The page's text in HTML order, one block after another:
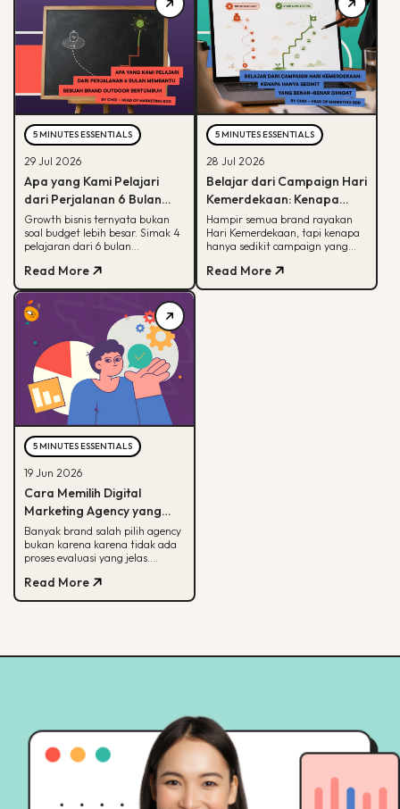
5 MINUTES ESSENTIALS
29 Jul 2026
Apa yang Kami Pelajari
dari Perjalanan 6 Bulan
Membantu Sebuah Brand
Outdoor Bertumbuh
Growth bisnis ternyata bukan
soal budget lebih besar. Simak 4
pelajaran dari 6 bulan
memahami peran tiap channel
marketing
Read More
5 MINUTES ESSENTIALS
28 Jul 2026
Belajar dari Campaign Hari
Kemerdekaan: Kenapa
Hanya Sedikit yang Benar-
Benar Diingat?
Hampir semua brand rayakan
Hari Kemerdekaan, tapi kenapa
hanya sedikit campaign yang
untuk bikin campaign yang
bermakna.
Read More
5 MINUTES ESSENTIALS
19 Jun 2026
Cara Memilih Digital
Marketing Agency yang
Tepat untuk Bisnis Kamu
Banyak brand salah pilih agency
bukan karena karena tidak ada
proses evaluasi yang jelas.
menilai agency dari spesialisasi,
track record, hingga
Read More